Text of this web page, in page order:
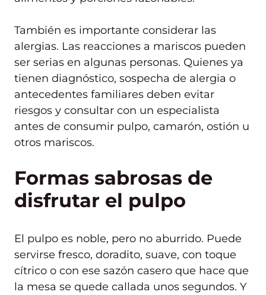
También es importante considerar las
alergias. Las reacciones a mariscos pueden
ser serias en algunas personas. Quienes ya
tienen diagnóstico, sospecha de alergia o
antecedentes familiares deben evitar
riesgos y consultar con un especialista
antes de consumir pulpo, camarón, ostión u
otros mariscos.
Formas sabrosas de
disfrutar el pulpo
El pulpo es noble, pero no aburrido. Puede
servirse fresco, doradito, suave, con toque
cítrico o con ese sazón casero que hace que
la mesa se quede callada unos segundos. Y